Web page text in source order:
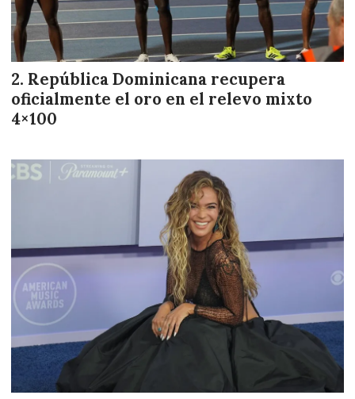
República Dominicana recupera
oficialmente el oro en el relevo mixto
4×100